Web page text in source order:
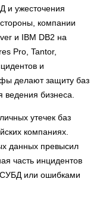
и ужесточения
компании
и IBM DB2 на
Pro, Tantor,
и
делают защиту баз
бизнеса.
утечек баз
компаниях.
данных превысил
часть инцидентов
или ошибками